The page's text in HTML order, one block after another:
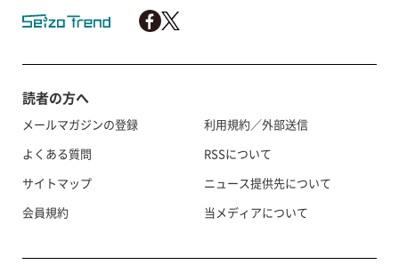
読者の方へ
メールマガジンの登録
よくある質問
サイトマップ
会員規約
利用規約／外部送信
RSSについて
ニュース提供先について
当メディアについて